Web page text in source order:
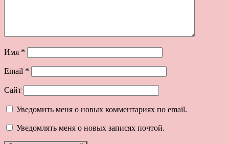
Имя *
Email *
Сайт
Уведомить меня о новых комментариях по email.
Уведомлять меня о новых записях почтой.